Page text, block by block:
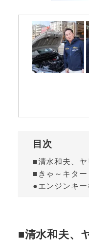
目次
■清水和夫、
■きゃ～キタ
●エンジンキ
■清水和夫、